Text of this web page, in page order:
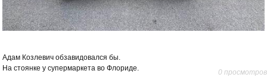
Адам Козлевич обзавидовался бы.
На стоянке у супермаркета во Флориде.
0 просмотров